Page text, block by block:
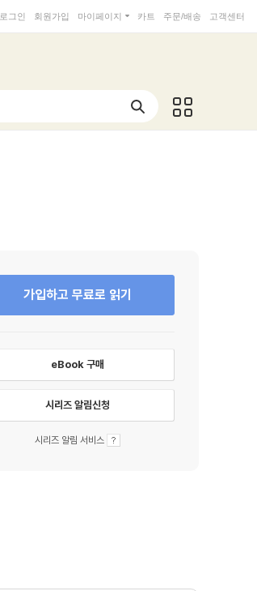
로그인 회원가입 마이페이지 카트 주문/배송 고객센터
가입하고 무료로 읽기
eBook 구매
시리즈 알림신청
시리즈 알림 서비스